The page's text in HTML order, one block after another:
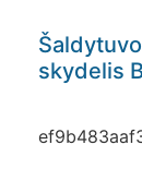
skydelis